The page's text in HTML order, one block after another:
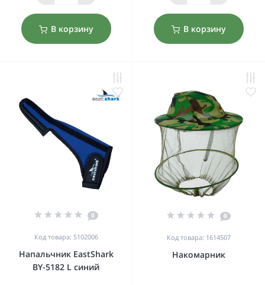
В корзину В корзину
0
Код товара: 5102006
Напальчник EastShark
BY-5182 L синий
0
Код товара: 1614507
Накомарник